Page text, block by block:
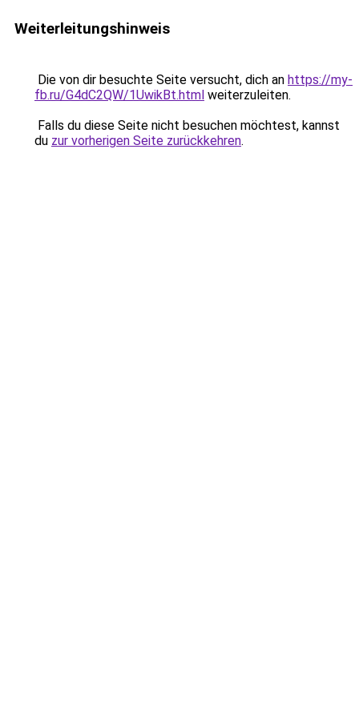
Weiterleitungshinweis
Die von dir besuchte Seite versucht, dich an https://my-
fb.ru/G4dC2QW/1UwikBt.html weiterzuleiten.
Falls du diese Seite nicht besuchen möchtest, kannst
du zur vorherigen Seite zurückkehren.